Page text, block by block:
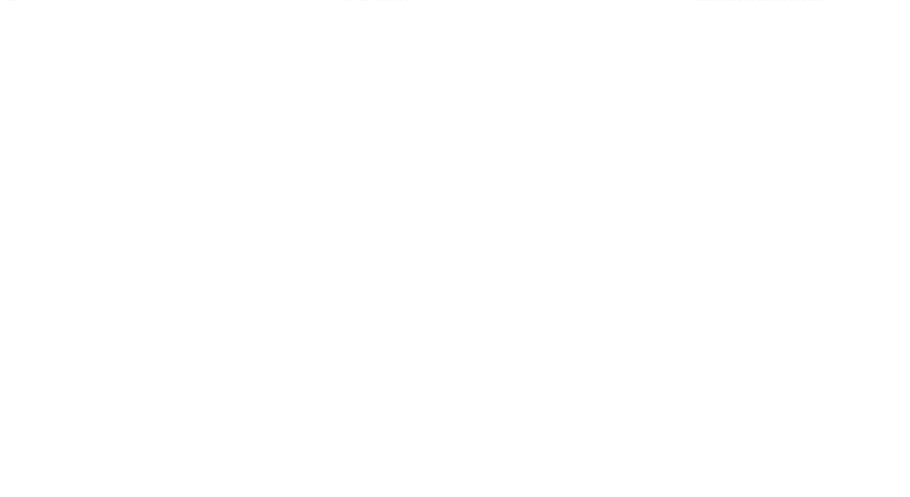
Ответим